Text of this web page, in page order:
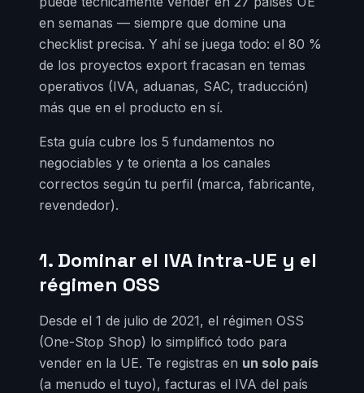
en semanas — siempre que domine una
checklist precisa. Y ahí se juega todo: el 80 %
de los proyectos export fracasan en temas
operativos (IVA, aduanas, SAC, traducción)
más que en el producto en sí.
Esta guía cubre los 5 fundamentos no
negociables y te orienta a los canales
correctos según tu perfil (marca, fabricante,
revendedor).
1. Dominar el IVA intra-UE y el
régimen OSS
Desde el 1 de julio de 2021, el régimen OSS
(One-Stop Shop) lo simplificó todo para
vender en la UE. Te registras en un solo país
(a menudo el tuyo), facturas el IVA del país